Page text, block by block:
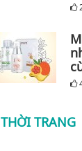
THỜI TRANG